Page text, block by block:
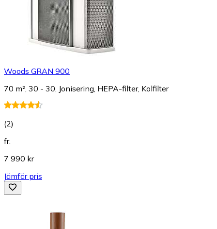
Woods GRAN 900
70 m², 30 - 30, Jonisering, HEPA-filter, Kolfilter
(2)
fr.
7 990 kr
Jämför pris